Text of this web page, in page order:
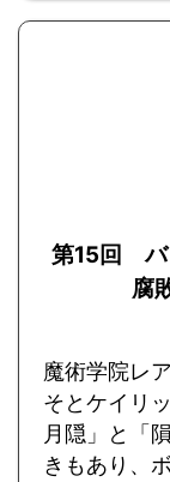
第15回 バ
腐
魔術学院レ
そとケイリ
月隠」と「
きもあり、